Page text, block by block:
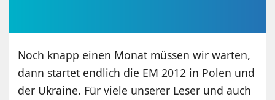
Noch knapp einen Monat müssen wir warten,
dann startet endlich die EM 2012 in Polen und
der Ukraine. Für viele unserer Leser und auch